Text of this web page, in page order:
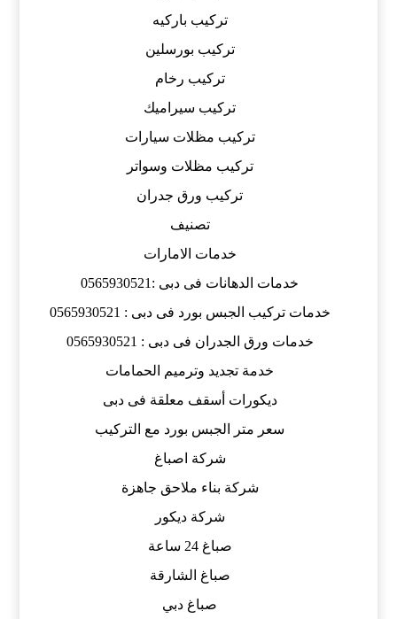
تركيب باركيه
تركيب بورسلين
تركيب رخام
تركيب سيراميك
تركيب مظلات سيارات
تركيب مظلات وسواتر
تركيب ورق جدران
تصنيف
خدمات الامارات
خدمات الدهانات فى دبى :0565930521
خدمات تركيب الجبس بورد فى دبى : 0565930521
خدمات ورق الجدران فى دبى : 0565930521
خدمة تجديد وترميم الحمامات
ديكورات أسقف معلقة فى دبى
سعر متر الجبس بورد مع التركيب
شركة اصباغ
شركة بناء ملاحق جاهزة
شركة ديكور
صباغ 24 ساعة
صباغ الشارقة
صباغ دبي